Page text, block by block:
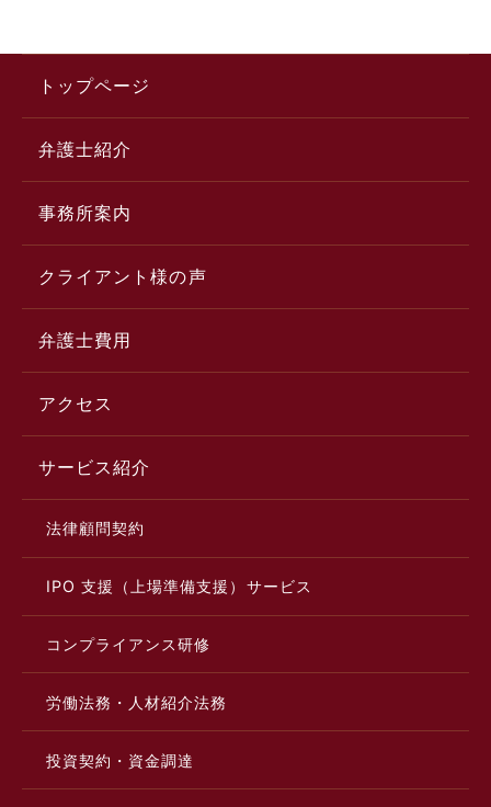
トップページ
弁護士紹介
事務所案内
クライアント様の声
弁護士費用
アクセス
サービス紹介
法律顧問契約
IPO 支援（上場準備支援）サービス
コンプライアンス研修
労働法務・人材紹介法務
投資契約・資金調達